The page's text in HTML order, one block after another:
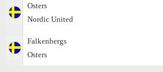
Osters
Nordic United
Falkenbergs
Osters